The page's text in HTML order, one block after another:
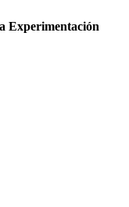
Experimentación